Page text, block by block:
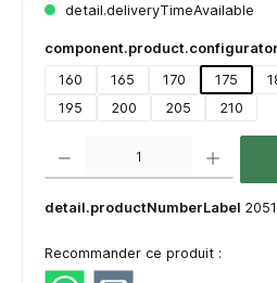
detail.deliveryTimeAvailable
160
165 170 175
195
200 205 210
detail.productNumberLabel
Recommander ce produit :